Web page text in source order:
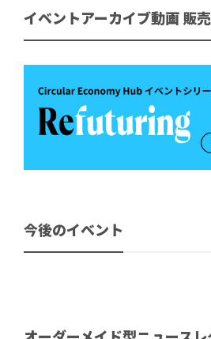
イベントアーカイブ動画 販売
今後のイベント